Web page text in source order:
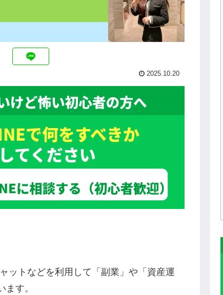
2025.10.20
ットなどを利用して「副業」や「資産運
す。